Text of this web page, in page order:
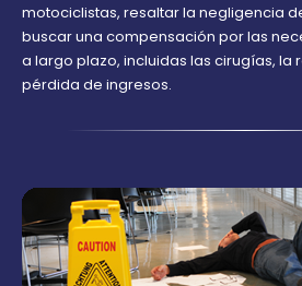
motociclistas, resaltar la negligencia
buscar una compensación por las
a largo plazo, incluidas las cirugías, la
pérdida de ingresos.